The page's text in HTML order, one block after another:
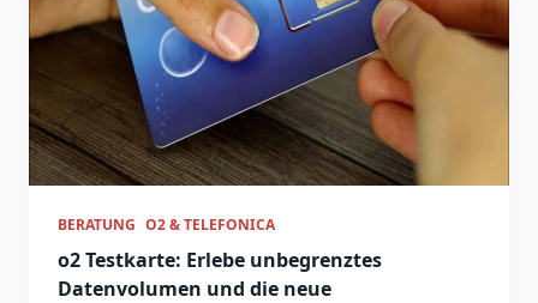
BERATUNG O2 & TELEFONICA
o2 Testkarte: Erlebe unbegrenztes
Datenvolumen und die neue